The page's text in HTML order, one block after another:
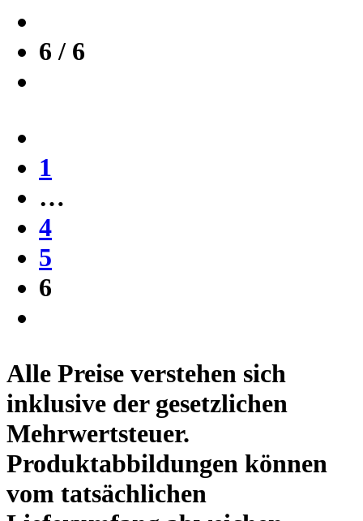
6 / 6
1
…
4
5
6
Alle Preise verstehen sich
inklusive der gesetzlichen
Mehrwertsteuer.
Produktabbildungen können
vom tatsächlichen